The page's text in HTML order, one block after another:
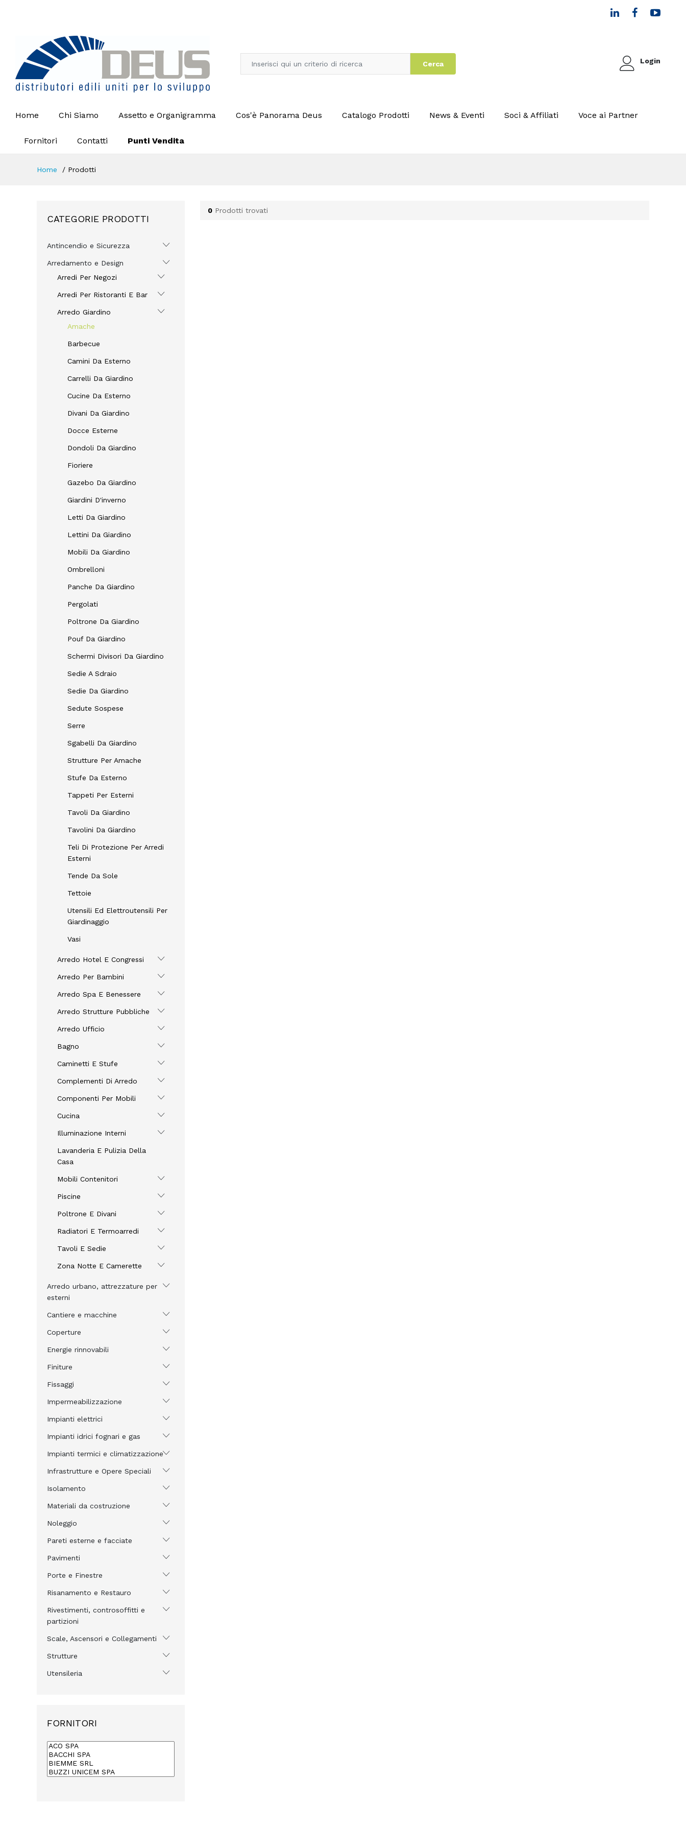
Cerca Login
Home Chi Siamo Assetto e Organigramma Cos'è Panorama Deus Catalogo Prodotti News & Eventi Soci & Affiliati Voce ai Partner
Fornitori Contatti Punti Vendita
Home Prodotti
CATEGORIE PRODOTTI
Antincendio e Sicurezza
Arredamento e Design
Arredi Per Negozi
Arredi Per Ristoranti E Bar
Arredo Giardino
Amache
Barbecue
Camini Da Esterno
Carrelli Da Giardino
Cucine Da Esterno
Divani Da Giardino
Docce Esterne
Dondoli Da Giardino
Fioriere
Gazebo Da Giardino
Giardini D'inverno
Letti Da Giardino
Lettini Da Giardino
Mobili Da Giardino
Ombrelloni
Panche Da Giardino
Pergolati
Poltrone Da Giardino
Pouf Da Giardino
Schermi Divisori Da Giardino
Sedie A Sdraio
Sedie Da Giardino
Sedute Sospese
Serre
Sgabelli Da Giardino
Strutture Per Amache
Stufe Da Esterno
Tappeti Per Esterni
Tavoli Da Giardino
Tavolini Da Giardino
Teli Di Protezione Per Arredi
Esterni
Tende Da Sole
Tettoie
Utensili Ed Elettroutensili Per
Giardinaggio
Vasi
Arredo Hotel E Congressi
Arredo Per Bambini
Arredo Spa E Benessere
Arredo Strutture Pubbliche
Arredo Ufficio
Bagno
Caminetti E Stufe
Complementi Di Arredo
Componenti Per Mobili
Cucina
Illuminazione Interni
Lavanderia E Pulizia Della
Casa
Mobili Contenitori
Piscine
Poltrone E Divani
Radiatori E Termoarredi
Tavoli E Sedie
Zona Notte E Camerette
Arredo urbano, attrezzature per
esterni
Cantiere e macchine
Coperture
Energie rinnovabili
Finiture
Fissaggi
Impermeabilizzazione
Impianti elettrici
Impianti idrici fognari e gas
Impianti termici e climatizzazione
Infrastrutture e Opere Speciali
Isolamento
Materiali da costruzione
Noleggio
Pareti esterne e facciate
Pavimenti
Porte e Finestre
Risanamento e Restauro
Rivestimenti, controsoffitti e
partizioni
Scale, Ascensori e Collegamenti
Strutture
Utensileria
FORNITORI
0 Prodotti trovati